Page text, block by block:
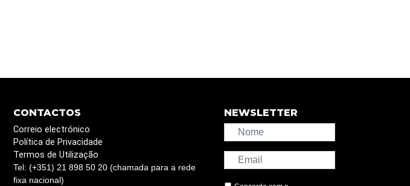
CONTACTOS
Correio electrónico
Política de Privacidade
Termos de Utilização
Tel: (+351) 21 898 50 20 (chamada para a rede
fixa nacional)
NEWSLETTER